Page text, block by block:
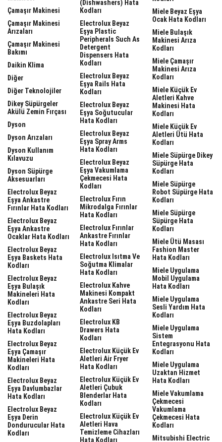
Çamaşır Makinesi
Çamaşır Makinesi
Arızaları
Çamaşır Makinesi
Bakımı
Daikin Klima
Diğer
Diğer Teknolojiler
Dikey Süpürgeler
Akülü Zemin Fırçası
Dyson
Dyson Arızaları
Dyson Kullanım
Kılavuzu
Dyson Süpürge
Aksesuarları
Electrolux Beyaz
Eşya Ankastre
Fırınlar Hata Kodları
Electrolux Beyaz
Eşya Ankastre
Ocaklar Hata Kodları
Electrolux Beyaz
Eşya Baskets Hata
Kodları
Electrolux Beyaz
Eşya Bulaşık
Makineleri Hata
Kodları
Electrolux Beyaz
Eşya Buzdolapları
Hata Kodları
Electrolux Beyaz
Eşya Çamaşır
Makineleri Hata
Kodları
Electrolux Beyaz
Eşya Davlumbazlar
Hata Kodları
Electrolux Beyaz
Eşya Derin
Dondurucular Hata
Kodları
(dishwashers) Hata
Kodları
Electrolux Beyaz
Eşya Plastic
Peripherals Such As
Detergent
Dispensers Hata
Kodları
Electrolux Beyaz
Eşya Rails Hata
Kodları
Electrolux Beyaz
Eşya Soğutucular
Hata Kodları
Electrolux Beyaz
Eşya Spray Arms
Hata Kodları
Electrolux Beyaz
Eşya Vakumlama
Çekmecesi Hata
Kodları
Electrolux Fırın
Mikrodalga Fırınlar
Hata Kodları
Electrolux Fırınlar
Ankastre Fırınlar
Hata Kodları
Electrolux Isıtma Ve
Soğutma Klimalar
Hata Kodları
Electrolux Kahve
Makinesi Kompakt
Ankastre Seri Hata
Kodları
Electrolux KB
Drawers Hata
Kodları
Electrolux Küçük Ev
Aletleri Air Fryer
Hata Kodları
Electrolux Küçük Ev
Aletleri Çubuk
Blenderlar Hata
Kodları
Electrolux Küçük Ev
Aletleri Hava
Temizleme Cihazları
Hata Kodları
Miele Beyaz Eşya
Ocak Hata Kodları
Miele Bulaşık
Makinesi Arıza
Kodları
Miele Çamaşır
Makinesi Arıza
Kodları
Miele Küçük Ev
Aletleri Kahve
Makinesi Hata
Kodları
Miele Küçük Ev
Aletleri Ütü Hata
Kodları
Miele Süpürge Dikey
Süpürge Hata
Kodları
Miele Süpürge
Robot Süpürge Hata
Kodları
Miele Süpürge
Süpürge Hata
Kodları
Miele Ütü Masası
Fashion Master
Hata Kodları
Miele Uygulama
Mobil Uygulama
Hata Kodları
Miele Uygulama
Sesli Yardım Hata
Kodları
Miele Uygulama
Sistem
Entegrasyonu Hata
Kodları
Miele Uygulama
Uzaktan Hizmet
Hata Kodları
Miele Vakumlama
Çekmecesi
Vakumlama
Çekmecesi Hata
Kodları
Mitsubishi Electric